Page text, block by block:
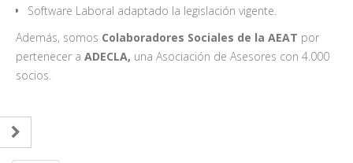
Software Laboral adaptado la legislación vigente.
Además, somos Colaboradores Sociales de la AEAT por
pertenecer a ADECLA, una Asociación de Asesores con 4.000
socios.